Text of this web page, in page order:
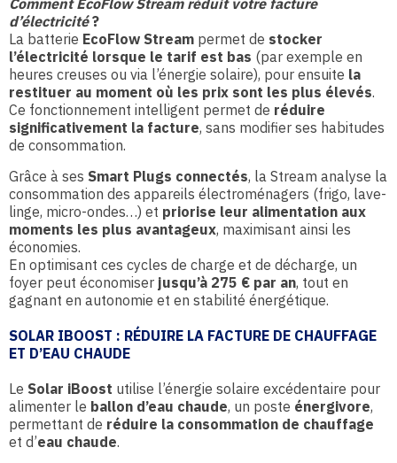
Comment EcoFlow Stream réduit votre facture
d’électricité?
La batterie EcoFlow Stream permet de stocker
l’électricité lorsque le tarif est bas (par exemple en
heures creuses ou via l’énergie solaire), pour ensuite la
restituer au moment où les prix sont les plus élevés.
Ce fonctionnement intelligent permet de réduire
significativement la facture, sans modifier ses habitudes
de consommation.
Grâce à ses Smart Plugs connectés, la Stream analyse la
consommation des appareils électroménagers (frigo, lave-
linge, micro-ondes…) et priorise leur alimentation aux
moments les plus avantageux, maximisant ainsi les
économies.
En optimisant ces cycles de charge et de décharge, un
foyer peut économiser jusqu’à 275 € par an, tout en
gagnant en autonomie et en stabilité énergétique.
SOLAR IBOOST : RÉDUIRE LA FACTURE DE CHAUFFAGE
ET D’EAU CHAUDE
Le Solar iBoost utilise l’énergie solaire excédentaire pour
alimenter le ballon d’eau chaude, un poste énergivore,
permettant de réduire la consommation de chauffage
et d’eau chaude.